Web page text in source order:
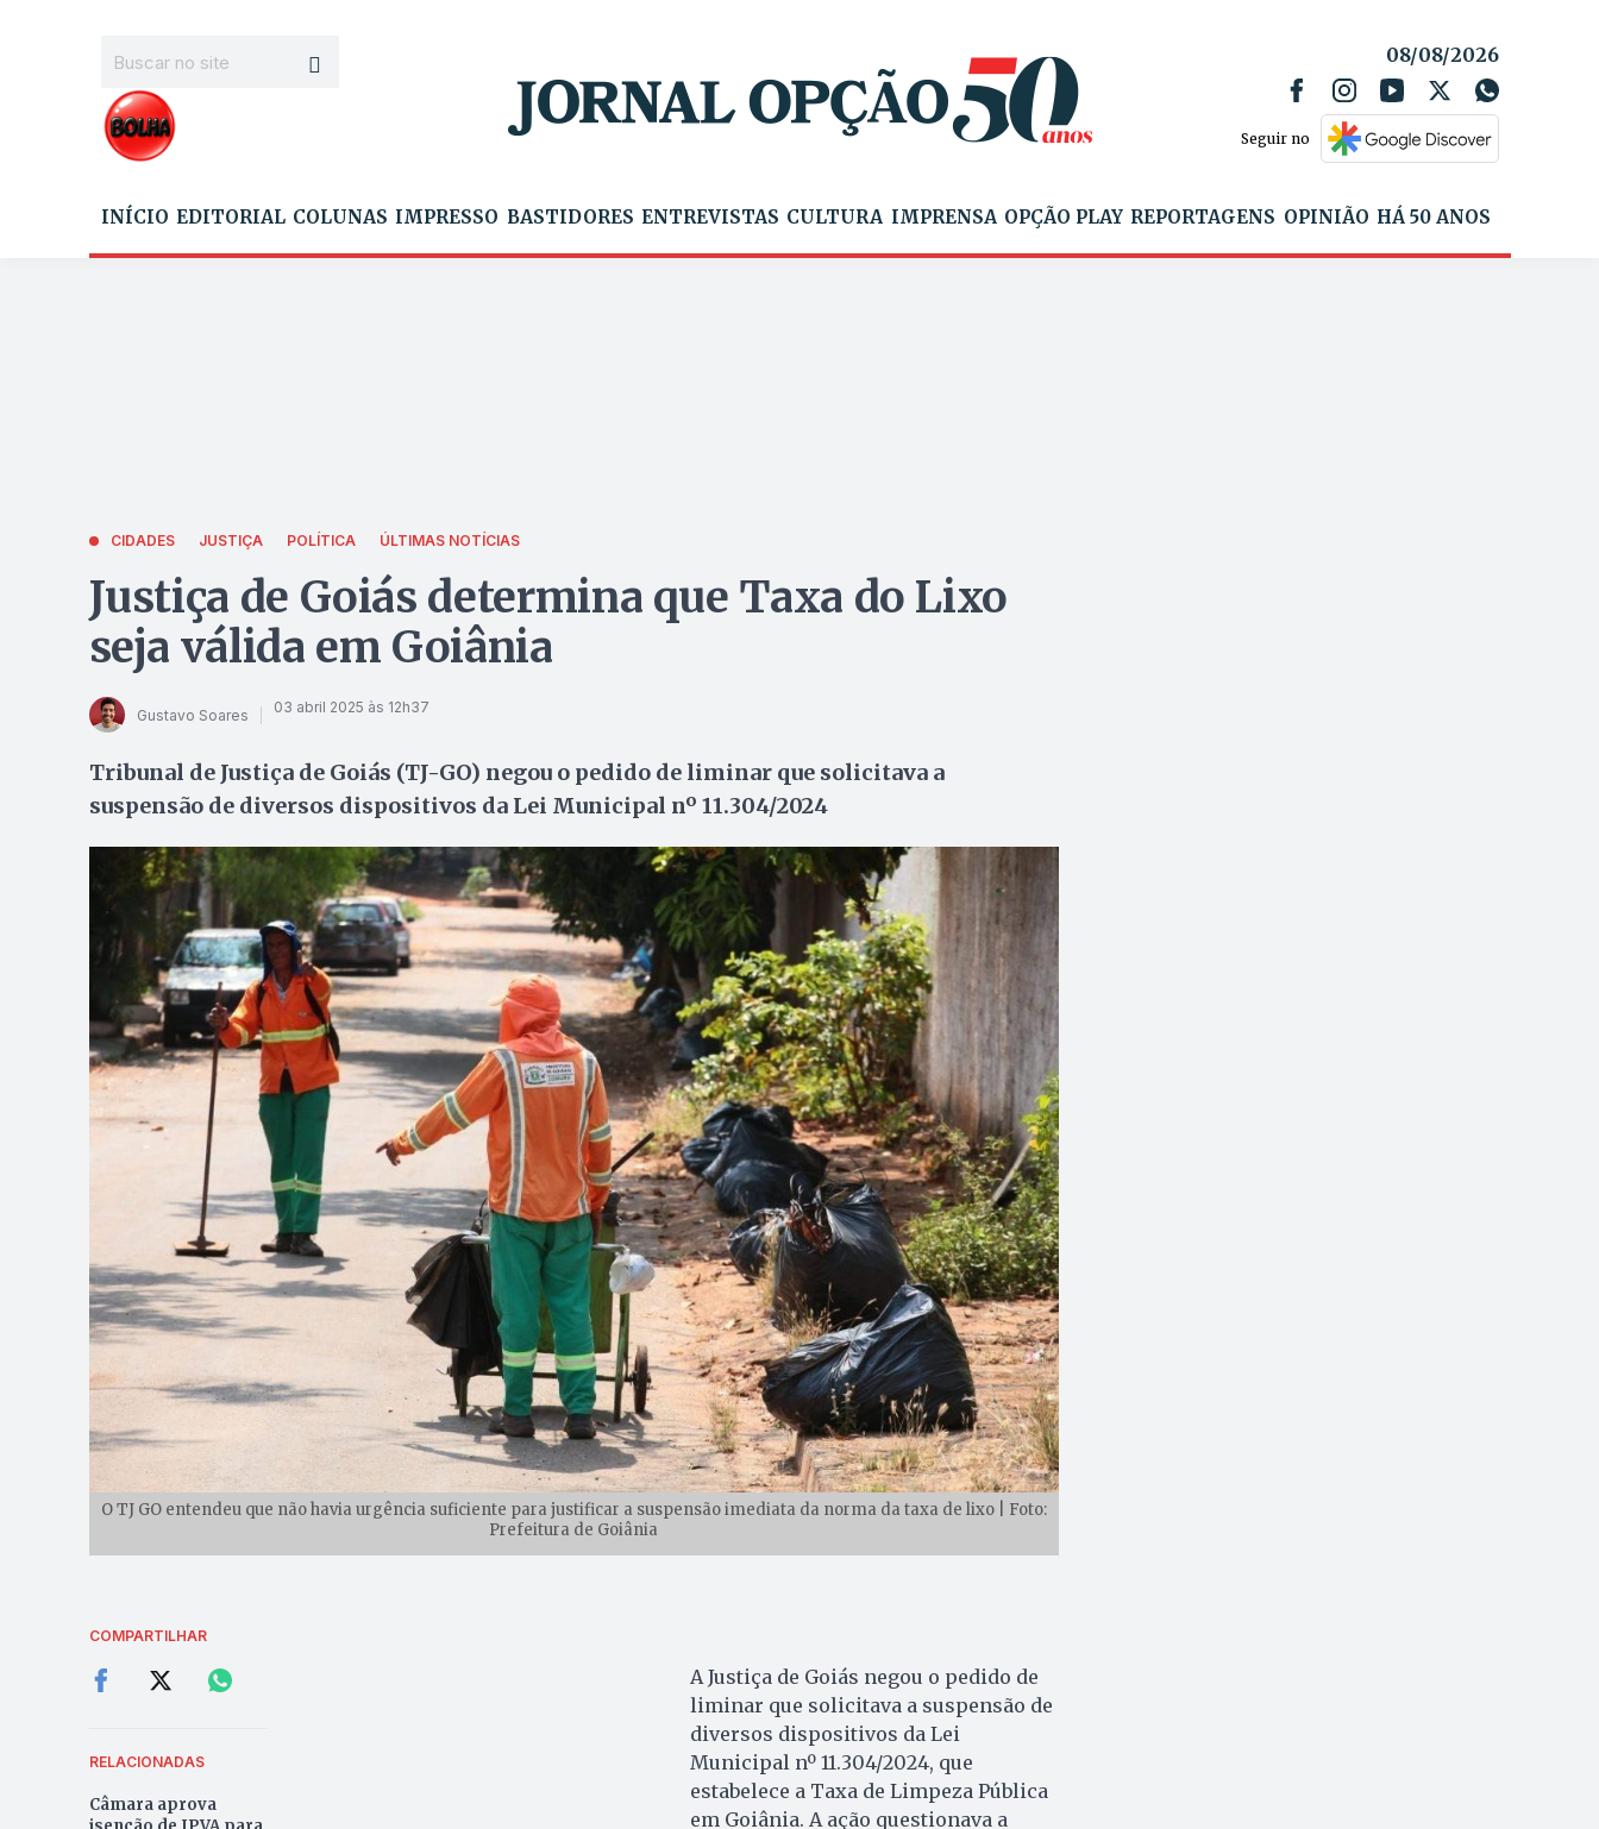
08/08/2026
Seguir no
INÍCIO EDITORIAL COLUNAS IMPRESSO BASTIDORES ENTREVISTAS CULTURA IMPRENSA OPÇÃO PLAY REPORTAGENS OPINIÃO HÁ 50 ANOS
CIDADES JUSTIÇA POLÍTICA ÚLTIMAS NOTÍCIAS
Justiça de Goiás determina que Taxa do Lixo
seja válida em Goiânia
Gustavo Soares 03 abril 2025 às 12h37
Tribunal de Justiça de Goiás (TJ-GO) negou o pedido de liminar que solicitava a
suspensão de diversos dispositivos da Lei Municipal nº 11.304/2024
O TJ GO entendeu que não havia urgência suficiente para justificar a suspensão imediata da norma da taxa de lixo | Foto:
Prefeitura de Goiânia
COMPARTILHAR
RELACIONADAS
Câmara aprova
A Justiça de Goiás negou o pedido de
liminar que solicitava a suspensão de
diversos dispositivos da Lei
Municipal nº 11.304/2024, que
estabelece a Taxa de Limpeza Pública
em Goiânia. A ação questionava a